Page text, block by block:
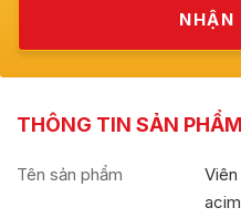
THÔNG TIN SẢN PHẨM
Tên sản phẩm